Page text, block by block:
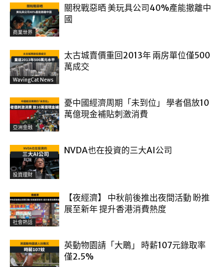
商業世界
關稅戰惡晒 美玩具公司40%產能撤離中
國
WavingCat News
太古城賣價重回2013年 兩房單位僅500
萬成交
亞洲金融
憂中國經濟周期「未到位」 學者倡放10
萬億現金補貼刺激消費
投資理財
NVDA也在投資的三大AI公司
社會熱話
【夜經濟】 中秋前後推出夜間活動 盼推
展至新年 提升香港消費熱度
英動物園請「大鵰」 時薪107元錄取率
僅2.5%